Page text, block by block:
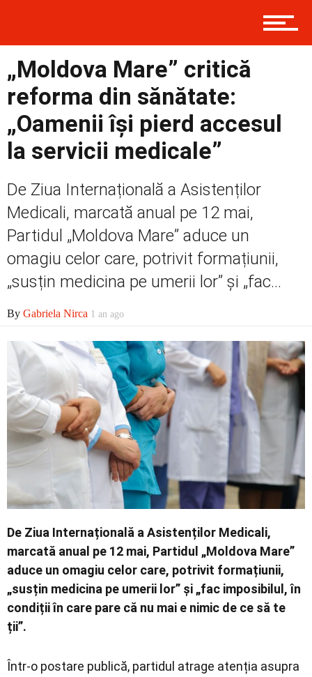
Externe
Economic
„Moldova Mare” critică
reforma din sănătate:
„Oamenii își pierd accesul
la servicii medicale”
De Ziua Internațională a Asistenților
Medicali, marcată anual pe 12 mai,
Partidul „Moldova Mare” aduce un
omagiu celor care, potrivit formațiunii,
„susțin medicina pe umerii lor” și „fac...
By Gabriela Nirca 1 an ago
De Ziua Internațională a Asistenților Medicali,
marcată anual pe 12 mai, Partidul „Moldova Mare”
aduce un omagiu celor care, potrivit formațiunii,
„susțin medicina pe umerii lor” și „fac imposibilul, în
condiții în care pare că nu mai e nimic de ce să te
ții”.
Într-o postare publică, partidul atrage atenția asupra